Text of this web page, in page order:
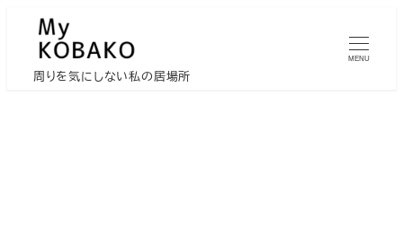
周りを気にしない私の居場所
MENU